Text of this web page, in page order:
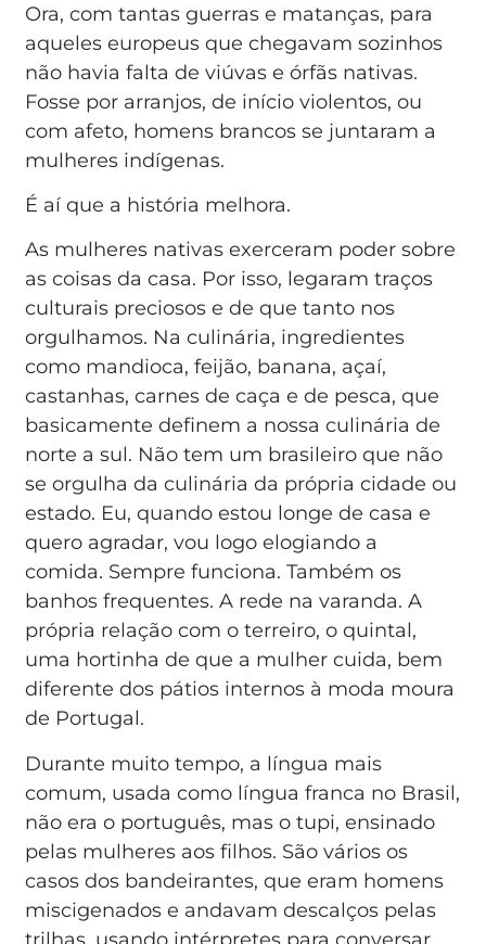
Ora, com tantas guerras e matanças, para
aqueles europeus que chegavam sozinhos
não havia falta de viúvas e órfãs nativas.
Fosse por arranjos, de início violentos, ou
com afeto, homens brancos se juntaram a
mulheres indígenas.
É aí que a história melhora.
As mulheres nativas exerceram poder sobre
as coisas da casa. Por isso, legaram traços
culturais preciosos e de que tanto nos
orgulhamos. Na culinária, ingredientes
como mandioca, feijão, banana, açaí,
castanhas, carnes de caça e de pesca, que
basicamente definem a nossa culinária de
norte a sul. Não tem um brasileiro que não
se orgulha da culinária da própria cidade ou
estado. Eu, quando estou longe de casa e
quero agradar, vou logo elogiando a
comida. Sempre funciona. Também os
banhos frequentes. A rede na varanda. A
própria relação com o terreiro, o quintal,
uma hortinha de que a mulher cuida, bem
diferente dos pátios internos à moda moura
de Portugal.
Durante muito tempo, a língua mais
comum, usada como língua franca no Brasil,
não era o português, mas o tupi, ensinado
pelas mulheres aos filhos. São vários os
casos dos bandeirantes, que eram homens
miscigenados e andavam descalços pelas